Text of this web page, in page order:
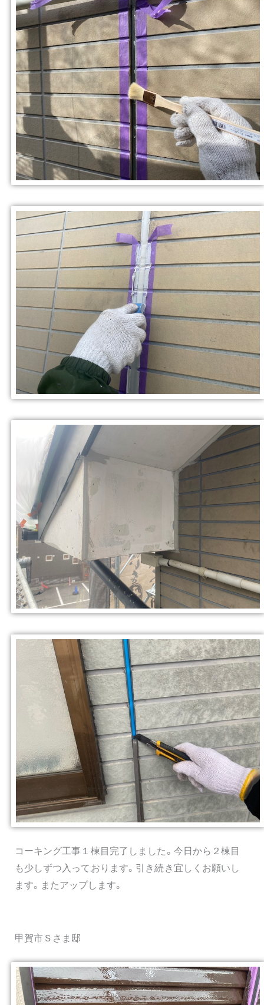
コーキング工事１棟目完了しました。今日から２棟目
も少しずつ入っております。引き続き宜しくお願いし
ます。またアップします。
甲賀市Ｓさま邸